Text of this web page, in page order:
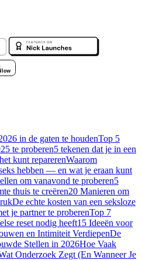
in de gaten te houdenTop 5
te proberen5 tekenen dat je in een
kunt reparerenWaarom
hebben — en wat je eraan kunt
om vanavond te proberen5
thuis te creëren20 Manieren om
De echte kosten van een seksloze
je partner te proberenTop 7
reset nodig heeft15 Ideeën voor
en Intimiteit VerdiepenDe
Stellen in 2026Hoe Vaak
Onderzoek Zegt (En Wanneer Je